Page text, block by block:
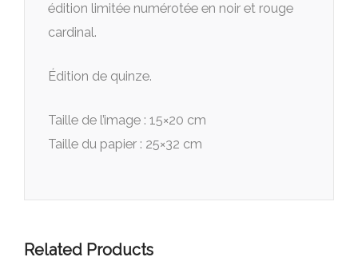
édition limitée numérotée en noir et rouge
cardinal.
Édition de quinze.
Taille de l’image : 15×20 cm
Taille du papier : 25×32 cm
Related Products